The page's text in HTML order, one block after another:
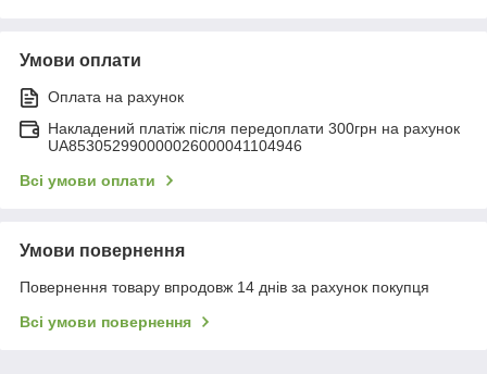
Умови оплати
Оплата на рахунок
Накладений платіж після передоплати 300грн на рахунок
UA853052990000026000041104946
Всі умови оплати
Умови повернення
Повернення товару впродовж 14 днів за рахунок покупця
Всі умови повернення